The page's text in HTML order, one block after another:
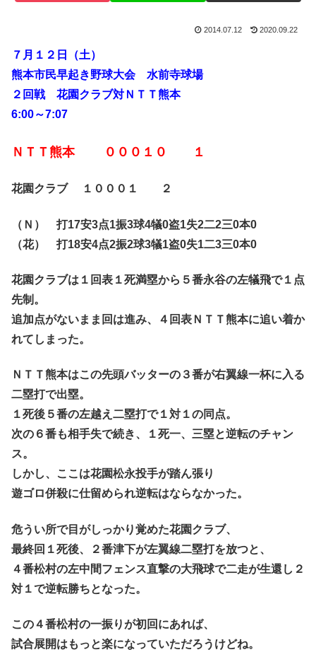
2014.07.12 2020.09.22
７月１２日（土）
熊本市民早起き野球大会 水前寺球場
２回戦 花園クラブ対ＮＴＴ熊本
6:00～7:07
ＮＴＴ熊本 ０００１０ １
花園クラブ １０００１ ２
（Ｎ） 打17安3点1振3球4犠0盗1失2二2三0本0
（花） 打18安4点2振2球3犠1盗0失1二3三0本0
花園クラブは１回表１死満塁から５番永谷の左犠飛で１点
先制。
追加点がないまま回は進み、４回表ＮＴＴ熊本に追い着か
れてしまった。
ＮＴＴ熊本はこの先頭バッターの３番が右翼線一杯に入る
二塁打で出塁。
１死後５番の左越え二塁打で１対１の同点。
次の６番も相手失で続き、１死一、三塁と逆転のチャン
ス。
しかし、ここは花園松永投手が踏ん張り
遊ゴロ併殺に仕留められ逆転はならなかった。
危うい所で目がしっかり覚めた花園クラブ、
最終回１死後、２番津下が左翼線二塁打を放つと、
４番松村の左中間フェンス直撃の大飛球で二走が生還し２
対１で逆転勝ちとなった。
この４番松村の一振りが初回にあれば、
試合展開はもっと楽になっていただろうけどね。